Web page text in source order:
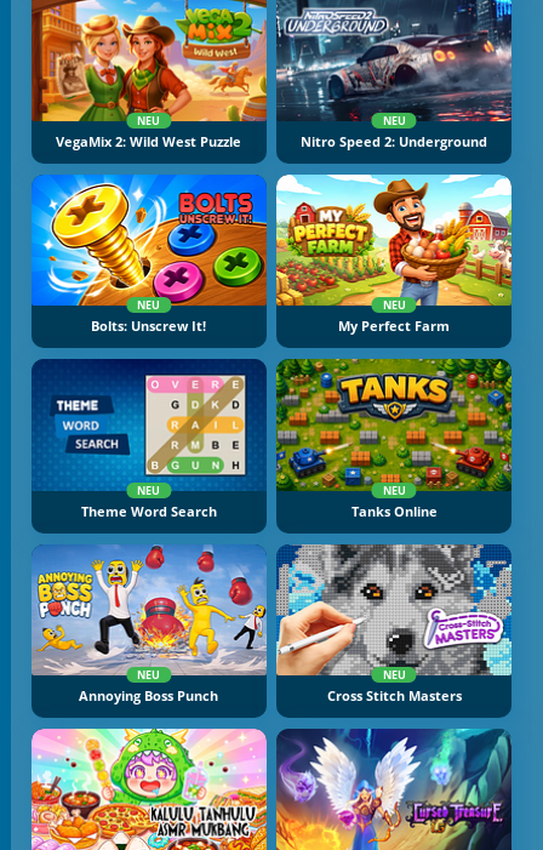
NEU
VegaMix 2: Wild West Puzzle
NEU
Nitro Speed 2: Underground
NEU
Bolts: Unscrew It!
NEU
My Perfect Farm
NEU
Theme Word Search
NEU
Tanks Online
NEU
Annoying Boss Punch
NEU
Cross Stitch Masters